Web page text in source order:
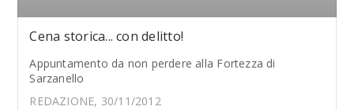
Cena storica... con delitto!
Appuntamento da non perdere alla Fortezza di
Sarzanello
REDAZIONE, 30/11/2012